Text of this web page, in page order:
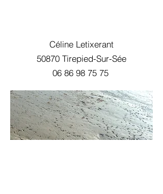
Céline Letixerant
50870 Tirepied-Sur-Sée
06 86 98 75 75